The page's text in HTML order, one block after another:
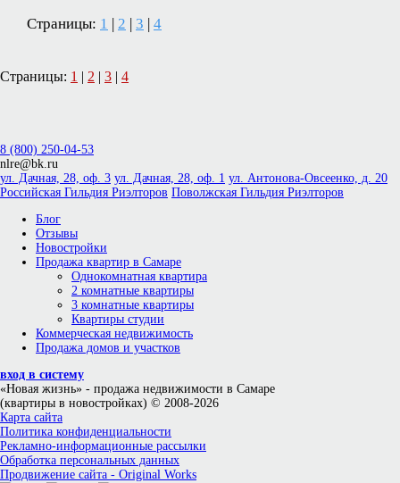
Страницы: 1 2 3 4
Страницы: 1 | 2 | 3 | 4
8 (800) 250-04-53
nlre@bk.ru
ул. Дачная, 28, оф. 3 ул. Дачная, 28, оф. 1 ул. Антонова-Овсеенко, д. 20
Российская Гильдия Риэлторов Поволжская Гильдия Риэлторов
Блог
Отзывы
Новостройки
Продажа квартир в Самаре
Однокомнатная квартира
2 комнатные квартиры
3 комнатные квартиры
Квартиры студии
Коммерческая недвижимость
Продажа домов и участков
вход в систему
«Новая жизнь» - продажа недвижимости в Самаре
(квартиры в новостройках) © 2008-2026
Карта сайта
Политика конфиденциальности
Рекламно-информационные рассылки
Обработка персональных данных
Продвижение сайта - Original Works